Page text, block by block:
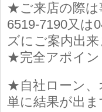
★ご来店の際は
6519-7190又は
ズにご案内出
★完全アポイ
★自社ローン、
単に結果が出